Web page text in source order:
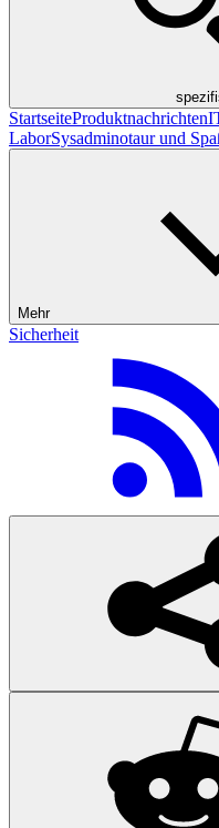
StartseiteProduktnachrichten
LaborSysadminotaur und
Mehr
Sicherheit